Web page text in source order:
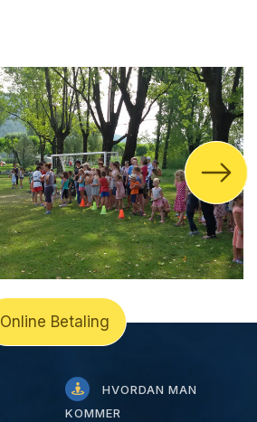
HVORDAN MAN
KOMMER
Online Betaling